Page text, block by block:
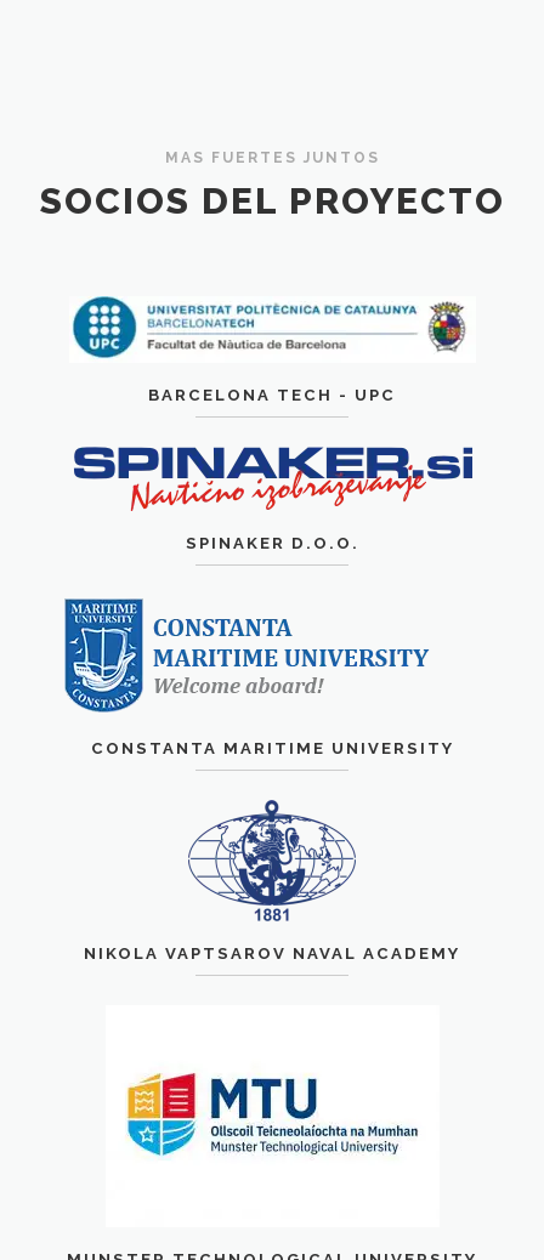
MAS FUERTES JUNTOS
SOCIOS DEL PROYECTO
BARCELONA TECH - UPC
SPINAKER D.O.O.
CONSTANTA MARITIME UNIVERSITY
NIKOLA VAPTSAROV NAVAL ACADEMY